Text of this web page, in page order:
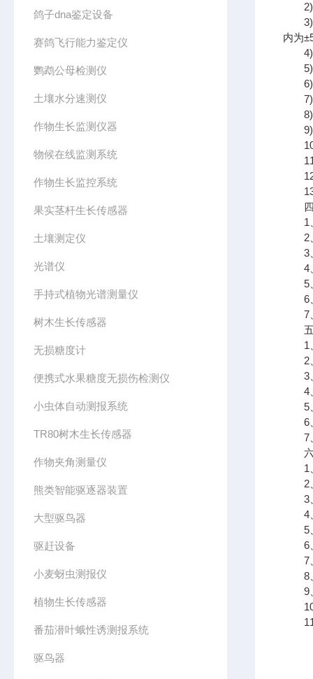
鸽子dna鉴定设备
赛鸽飞行能力鉴定仪
鹦鹉公母检测仪
土壤水分速测仪
作物生长监测仪器
物候在线监测系统
作物生长监控系统
果实茎杆生长传感器
土壤测定仪
光谱仪
手持式植物光谱测量仪
树木生长传感器
无损糖度计
便携式水果糖度无损伤检测仪
小虫体自动测报系统
TR80树木生长传感器
作物夹角测量仪
熊类智能驱逐器装置
大型驱鸟器
驱赶设备
小麦蚜虫测报仪
植物生长传感器
番茄潜叶蛾性诱测报系统
驱鸟器
2)土
3)土
内为
4)土
5)空
6)空
7)太
8)光
9)数
10
11)
12)
13)
四
1、
2、
3、
4、
5、
6、
7、
五
1、
2、
3、
4、
5、
6、
7、
六
1、
2、
3、
4、
5、
6、
7、
8、
9、
10
11